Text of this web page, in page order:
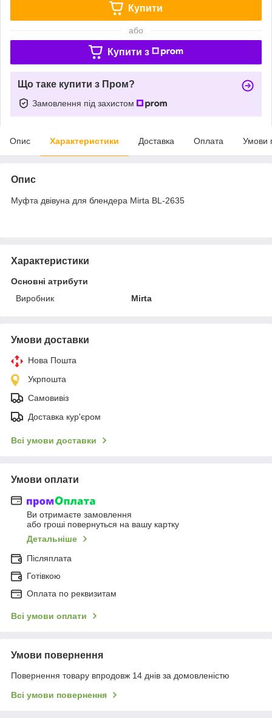
Купити
або
Купити з
Що таке купити з Пром?
Замовлення під захистом
Опис Характеристики Доставка Оплата Умови
Опис
Муфта двівуна для блендера Mirta BL-2635
Характеристики
Основні атрибути
Виробник
Mirta
Умови доставки
Нова Пошта
Укрпошта
Самовивіз
Доставка кур'єром
Всі умови доставки
Умови оплати
Ви отримаєте замовлення
або гроші повернуться на вашу картку
Детальніше
Післяплата
Готівкою
Оплата по реквизитам
Всі умови оплати
Умови повернення
Повернення товару впродовж 14 днів за домовленістю
Всі умови повернення